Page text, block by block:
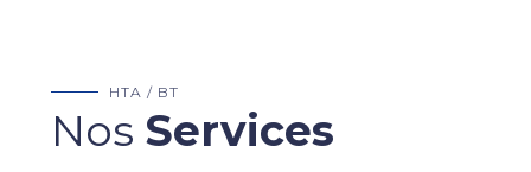
HTA / BT
Nos Services